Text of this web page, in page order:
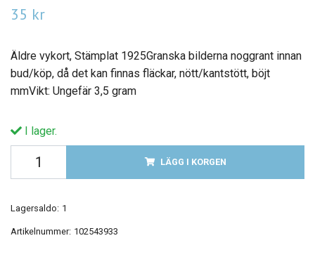
35 kr
Äldre vykort, Stämplat 1925Granska bilderna noggrant innan
bud/köp, då det kan finnas fläckar, nött/kantstött, böjt
mmVikt: Ungefär 3,5 gram
I lager.
LÄGG I KORGEN
Lagersaldo: 1
Artikelnummer: 102543933